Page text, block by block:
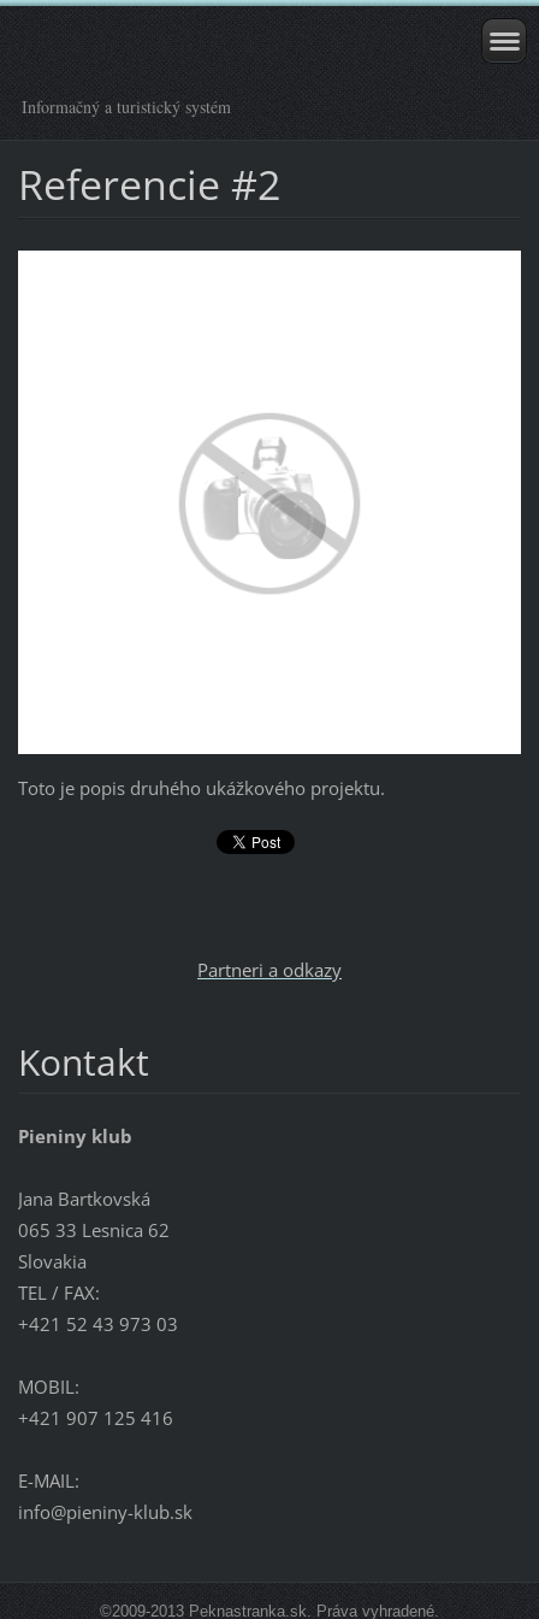
Informačný a turistický systém
Referencie #2
Toto je popis druhého ukážkového projektu.
Partneri a odkazy
Kontakt
Pieniny klub
Jana Bartkovská
065 33 Lesnica 62
Slovakia
TEL / FAX:
+421 52 43 973 03
MOBIL:
+421 907 125 416
E-MAIL:
info@pieniny-klub.sk
©2009-2013 Peknastranka.sk. Práva vyhradené.